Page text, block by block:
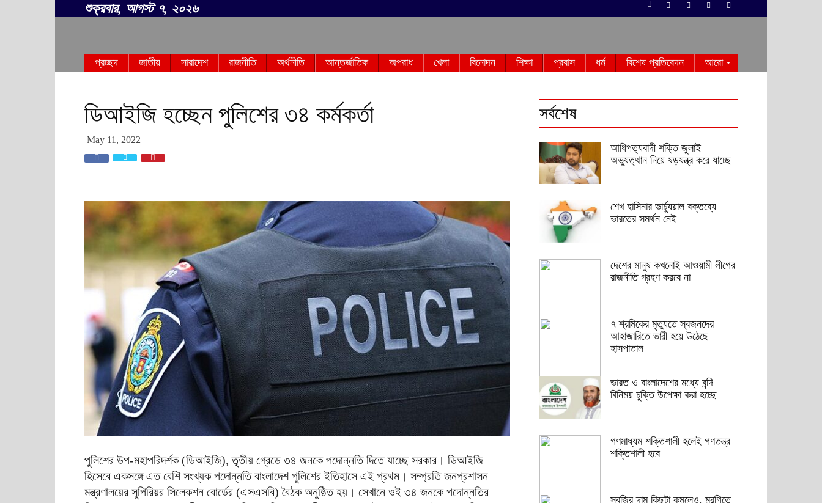
শুক্রবার, আগস্ট ৭, ২০২৬
বাংলা
প্রচ্ছদ জাতীয় সারাদেশ রাজনীতি অর্থনীতি আন্তর্জাতিক অপরাধ খেলা বিনোদন শিক্ষা প্রবাস ধর্ম বিশেষ প্রতিবেদন আরো
ডিআইজি হচ্ছেন পুলিশের ৩৪ কর্মকর্তা
May 11, 2022
পুলিশের উপ-মহাপরিদর্শক (ডিআইজি), তৃতীয় গ্রেডে ৩৪ জনকে পদোন্নতি দিতে যাচ্ছে সরকার। ডিআইজি
হিসেবে একসঙ্গে এত বেশি সংখ্যক পদোন্নতি বাংলাদেশ পুলিশের ইতিহাসে এই প্রথম। সম্প্রতি জনপ্রশাসন
মন্ত্রণালয়ের সুপিরিয়র সিলেকশন বোর্ডের (এসএসবি) বৈঠক অনুষ্ঠিত হয়। সেখানে ওই ৩৪ জনকে পদোন্নতির
সর্বশেষ
আধিপত্যবাদী শক্তি জুলাই
অভ্যুত্থান নিয়ে ষড়যন্ত্র করে যাচ্ছে
শেখ হাসিনার ভার্চ্যুয়াল বক্তব্যে
ভারতের সমর্থন নেই
দেশের মানুষ কখনোই আওয়ামী লীগের
রাজনীতি গ্রহণ করবে না
৭ শ্রমিকের মৃত্যুতে স্বজনদের
আহাজারিতে ভারী হয়ে উঠেছে
হাসপাতাল
ভারত ও বাংলাদেশের মধ্যে বন্দি
বিনিময় চুক্তি উপেক্ষা করা হচ্ছে
গণমাধ্যম শক্তিশালী হলেই গণতন্ত্র
শক্তিশালী হবে
সবজির দাম কিছুটা কমলেও, মুরগিতে